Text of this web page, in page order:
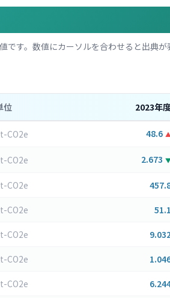
す。数値にカーソルを合わせると出典が
位 2023年
CO2e 48.6
CO2e 2.673
CO2e
CO2e 51.1
CO2e
CO2e
CO2e